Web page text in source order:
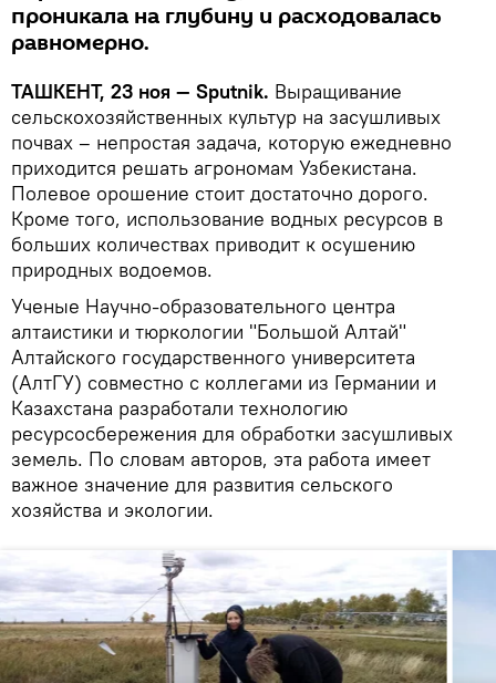
проникала на глубину и расходовалась
равномерно.
ТАШКЕНТ, 23 ноя — Sputnik. Выращивание
сельскохозяйственных культур на засушливых
почвах – непростая задача, которую ежедневно
приходится решать агрономам Узбекистана.
Полевое орошение стоит достаточно дорого.
Кроме того, использование водных ресурсов в
больших количествах приводит к осушению
природных водоемов.
Ученые Научно-образовательного центра
алтаистики и тюркологии "Большой Алтай"
Алтайского государственного университета
(АлтГУ) совместно с коллегами из Германии и
Казахстана разработали технологию
ресурсосбережения для обработки засушливых
земель. По словам авторов, эта работа имеет
важное значение для развития сельского
хозяйства и экологии.